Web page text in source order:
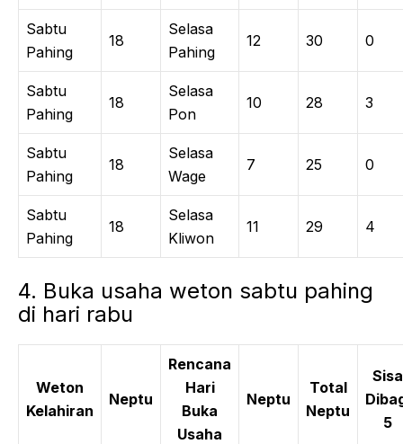
Sabtu
Pahing
18
Selasa
Pahing
12 30 0
Sabtu
Pahing
18
Selasa
Pon
10 28 3
Sabtu
Pahing
18
Selasa
Wage
7 25 0
Sabtu
Pahing
18
Selasa
Kliwon
11 29 4
4. Buka usaha weton sabtu pahing
di hari rabu
Weton
Kelahiran
Neptu
Rencana
Hari
Buka
Usaha
Neptu
Total
Neptu
Sisa
5